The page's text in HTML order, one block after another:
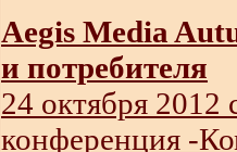
Aegis Media
и потребителя
24 октября 2012
конференция -